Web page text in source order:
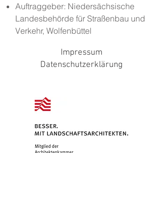
Auftraggeber: Niedersächsische
Landesbehörde für Straßenbau und
Verkehr, Wolfenbüttel
Impressum
Datenschutzerklärung